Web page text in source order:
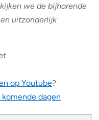
we de bijhorende
uitzonderlijk
op Youtube?
dagen